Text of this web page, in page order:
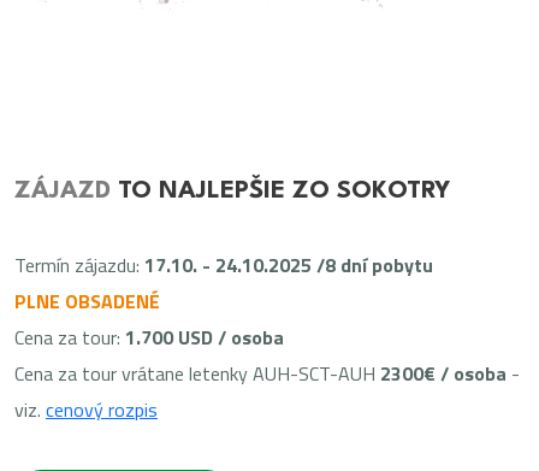
ZÁJAZD TO NAJLEPŠIE ZO SOKOTRY
Termín zájazdu: 17.10. - 24.10.2025 /8 dní pobytu
PLNE OBSADENÉ
Cena za tour: 1.700 USD / osoba
Cena za tour vrátane letenky AUH-SCT-AUH 2300€ / osoba -
viz. cenový rozpis